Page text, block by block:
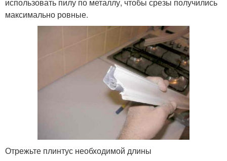
максимально ровные.
Отрежьте плинтус необходимой длины